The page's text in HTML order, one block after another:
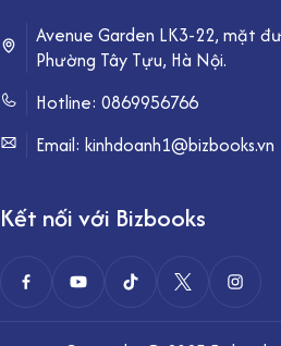
Avenue Garden LK3-22, mặt
Phường Tây Tựu, Hà Nội.
Hotline: 0869956766
Email: kinhdoanh1@bizbooks.vn
Kết nối với Bizbooks